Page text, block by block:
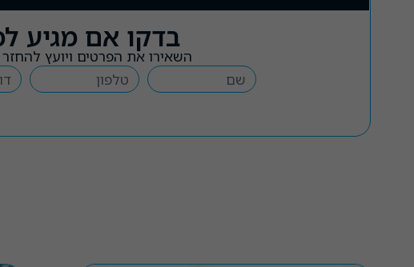
בדקו אם מגיע
השאירו את הפרטים ויועץ